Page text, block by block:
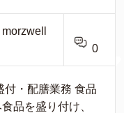
morzwell
0
付・配膳業務 食品
品を盛り付け、